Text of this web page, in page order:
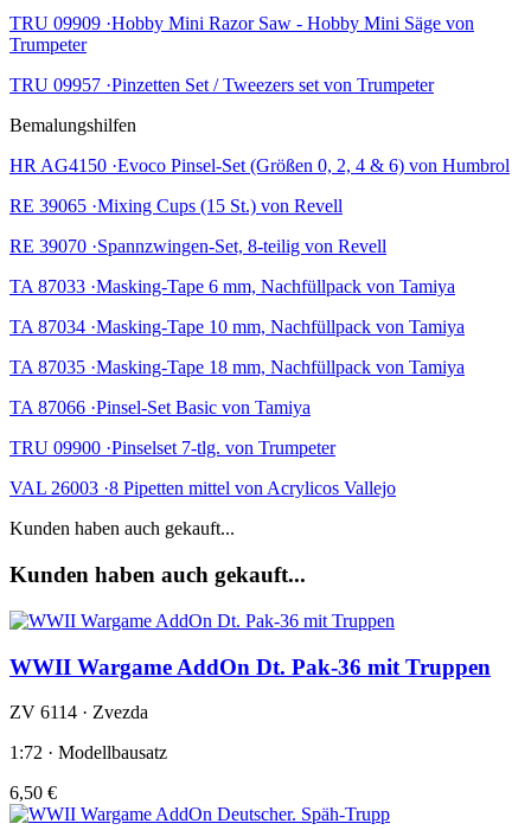
TRU 09909 ·Hobby Mini Razor Saw - Hobby Mini Säge von
Trumpeter
TRU 09957 ·Pinzetten Set / Tweezers set von Trumpeter
Bemalungshilfen
HR AG4150 ·Evoco Pinsel-Set (Größen 0, 2, 4 & 6) von Humbrol
RE 39065 ·Mixing Cups (15 St.) von Revell
RE 39070 ·Spannzwingen-Set, 8-teilig von Revell
TA 87033 ·Masking-Tape 6 mm, Nachfüllpack von Tamiya
TA 87034 ·Masking-Tape 10 mm, Nachfüllpack von Tamiya
TA 87035 ·Masking-Tape 18 mm, Nachfüllpack von Tamiya
TA 87066 ·Pinsel-Set Basic von Tamiya
TRU 09900 ·Pinselset 7-tlg. von Trumpeter
VAL 26003 ·8 Pipetten mittel von Acrylicos Vallejo
Kunden haben auch gekauft...
Kunden haben auch gekauft...
WWII Wargame AddOn Dt. Pak-36 mit Truppen
ZV 6114 · Zvezda
1:72 · Modellbausatz
6,50 €